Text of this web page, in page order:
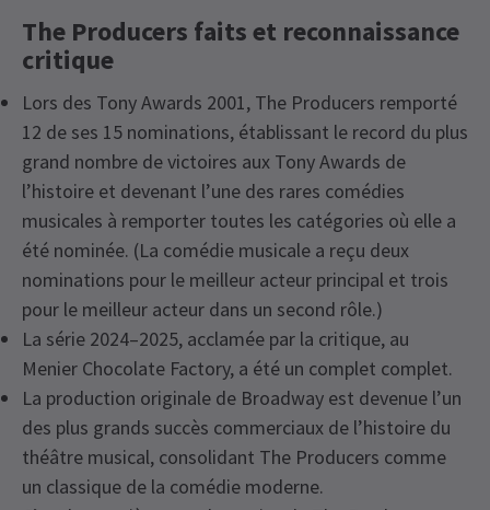
The Producers faits et reconnaissance
critique
Lors des Tony Awards 2001, The Producers remporté
12 de ses 15 nominations, établissant le record du plus
grand nombre de victoires aux Tony Awards de
l’histoire et devenant l’une des rares comédies
musicales à remporter toutes les catégories où elle a
été nominée. (La comédie musicale a reçu deux
nominations pour le meilleur acteur principal et trois
pour le meilleur acteur dans un second rôle.)
La série 2024–2025, acclamée par la critique, au
Menier Chocolate Factory, a été un complet complet.
La production originale de Broadway est devenue l’un
des plus grands succès commerciaux de l’histoire du
théâtre musical, consolidant The Producers comme
un classique de la comédie moderne.